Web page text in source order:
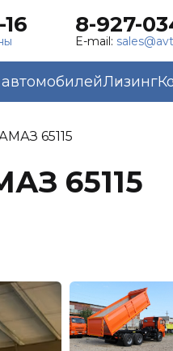
8-927-
E-mail:
Лизинг
65115
65115